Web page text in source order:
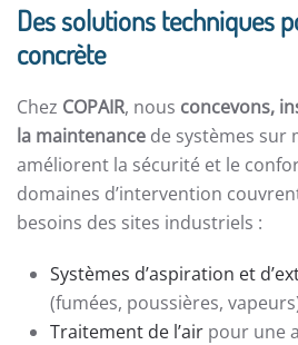
Des solutions techniques
concrète
Chez COPAIR, nous concevons,
la maintenance de systèmes sur
améliorent la sécurité et le
domaines d’intervention
besoins des sites industriels :
Systèmes d’aspiration et
(fumées, poussières,
Traitement de l’air pour une